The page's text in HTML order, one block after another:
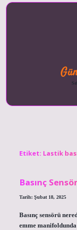
Etiket: Lastik
Basınç
Tarih: Şubat 18, 2025
Basınç sensörü
emme